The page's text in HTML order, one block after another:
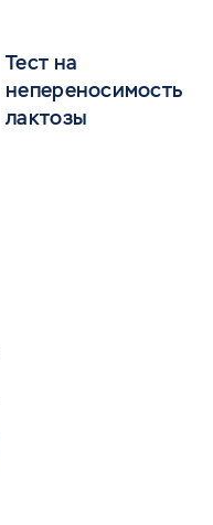
Тест на
непереносимость
лактозы